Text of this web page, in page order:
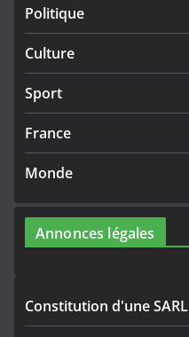
Politique
Culture
Sport
France
Monde
Annonces légales
Constitution d'une SARL